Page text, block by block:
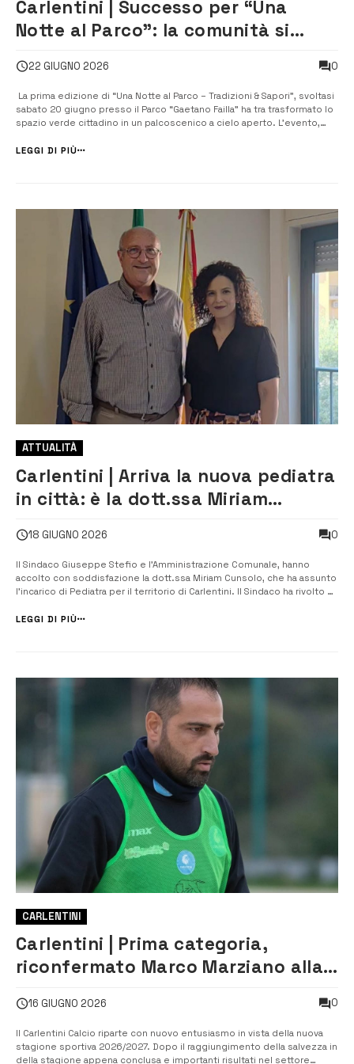
Carlentini | Successo per “Una
Notte al Parco”: la comunità si
Failla”
22 GIUGNO 2026 0
​ La prima edizione di “Una Notte al Parco – Tradizioni & Sapori”, svoltasi
sabato 20 giugno presso il Parco “Gaetano Failla” ha tra trasformato lo
spazio verde cittadino in un palcoscenico a cielo aperto. ​L’evento,
programma ricchissimo...
LEGGI DI PIÙ
ATTUALITÀ
Carlentini | Arriva la nuova pediatra
in città: è la dott.ssa Miriam
18 GIUGNO 2026 0
Il Sindaco Giuseppe Stefio e l’Amministrazione Comunale, hanno
accolto con soddisfazione la dott.ssa Miriam Cunsolo, che ha assunto
l’incarico di Pediatra per il territorio di Carlentini. Il Sindaco ha rivolto un
e per aver scelto di mettere la propria professio...
LEGGI DI PIÙ
CARLENTINI
Carlentini | Prima categoria,
riconfermato Marco Marziano alla
16 GIUGNO 2026 0
Il Carlentini Calcio riparte con nuovo entusiasmo in vista della nuova
stagione sportiva 2026/2027. Dopo il raggiungimento della salvezza in
della stagione appena conclusa e importanti risultati nel settore